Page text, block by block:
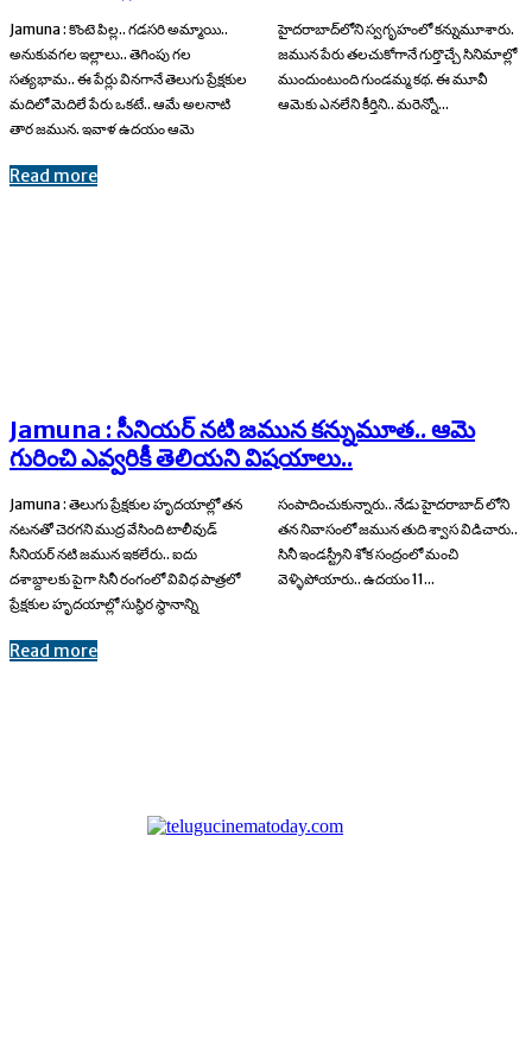
Jamuna : కొంటె పిల్ల.. గడసరి అమ్మాయి..
అనుకువగల ఇల్లాలు.. తెగింపు గల
సత్యభామ.. ఈ పేర్లు వినగానే తెలుగు ప్రేక్షకుల
మదిలో మెదిలే పేరు ఒకటే.. ఆమే అలనాటి
తార జమున. ఇవాళ ఉదయం ఆమె
హైదరాబాద్​లోని స్వగృహంలో కన్నుమూశారు.
జమున పేరు తలచుకోగానే గుర్తొచ్చే సినిమాల్లో
ముందుంటుంది గుండమ్మ కథ. ఈ మూవీ
ఆమెకు ఎనలేని కీర్తిని.. మరెన్నో...
Read more
Jamuna : సీనియర్ నటి జమున కన్నుమూత.. ఆమె
గురించి ఎవ్వరికీ తెలియని విషయాలు..
Jamuna : తెలుగు ప్రేక్షకుల హృదయాల్లో తన
నటనతో చెరగని ముద్ర వేసింది టాలీవుడ్​
సీనియర్​ నటి జమున ఇకలేరు.. ఐదు
దశాబ్దాలకు పైగా సినీ రంగంలో వివిధ పాత్రలో
ప్రేక్షకుల హృదయాల్లో సుస్థిర స్థానాన్ని
సంపాదించుకున్నారు.. నేడు హైదరాబాద్ లోని
తన నివాసంలో జమున తుది శ్వాస విడిచారు..
సినీ ఇండస్ట్రీని శోక సంద్రంలో మంచి
వెళ్ళిపోయారు.. ఉదయం 11...
Read more